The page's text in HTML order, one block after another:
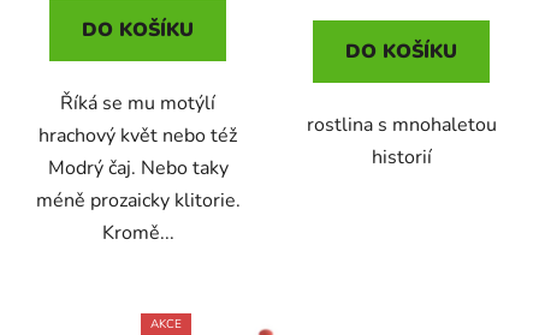
DO KOŠÍKU
Říká se mu motýlí
hrachový květ nebo též
Modrý čaj. Nebo taky
méně prozaicky klitorie.
Kromě...
DO KOŠÍKU
rostlina s mnohaletou
historií
AKCE